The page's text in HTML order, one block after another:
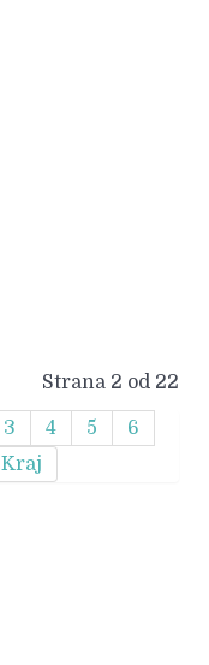
Strana 2 od 22
3 4 5
6
Kraj